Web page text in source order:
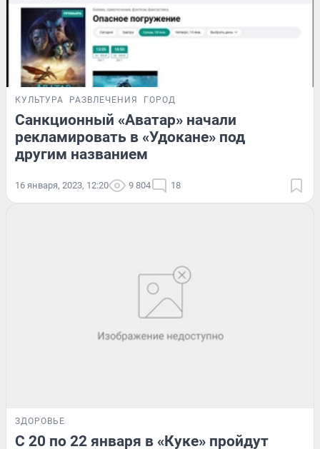
КУЛЬТУРА РАЗВЛЕЧЕНИЯ ГОРОД
Санкционный «Аватар» начали
рекламировать в «Удокане» под
другим названием
16 января, 2023, 12:20 9 804 18
ЗДОРОВЬЕ
С 20 по 22 января в «Куке» пройдут